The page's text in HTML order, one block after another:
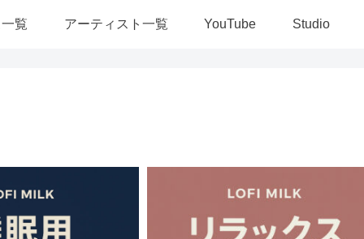
覧 アーティスト一覧 YouTube Studio